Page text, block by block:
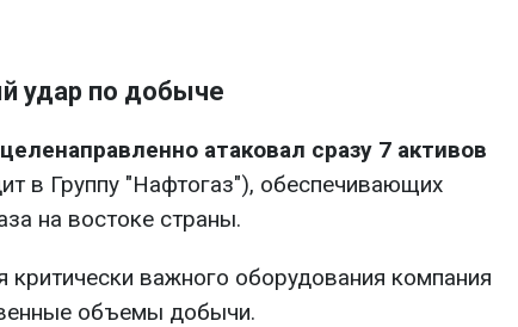
удар по добыче
атаковал сразу 7 активов
в Группу "Нафтогаз"), обеспечивающих
на востоке страны.
критически важного оборудования компания
объемы добычи.